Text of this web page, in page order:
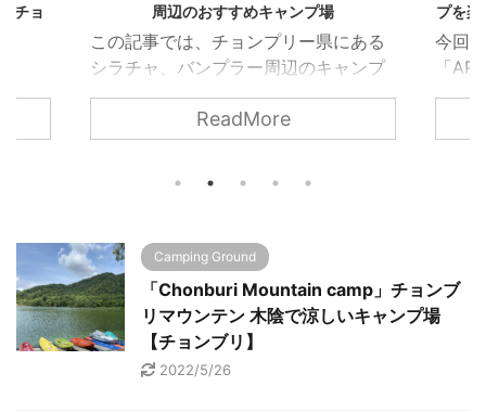
チョ
ト
かく
減
よ
、撤
しん
周辺のおすすめキャンプ場
この記事では、チョンプリー県にある
シラチャ、バンプラー周辺のキャンプ
場を紹介します。チョンブリー県は、
バンコクから約１時間半と都心からも
近いわりに自然豊かで、日本人が多く
ート化されているところばかりなの
で、キャンプ初心者、ファミリーなど
でも安心してキャンプできる環境が整
っていますので、気になった方はぜひ
チェックしてみてください。
Contents1 Chonburi Mountain camp
ReadMore
プを
今回
「
へ行
ブコ
設6
イ ナ
Camping Ground
「Chonburi Mountain camp」チョンブ
リマウンテン 木陰で涼しいキャンプ場
【チョンブリ】
2022/5/26